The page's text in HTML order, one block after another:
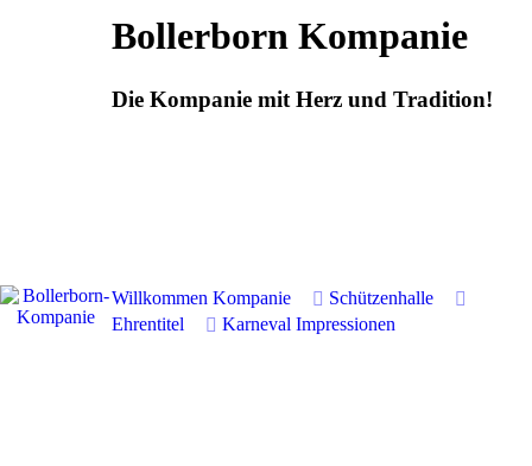
Bollerborn Kompanie
Die Kompanie mit Herz und Tradition!
Willkommen Kompanie
Schützenhalle
Ehrentitel
Karneval Impressionen